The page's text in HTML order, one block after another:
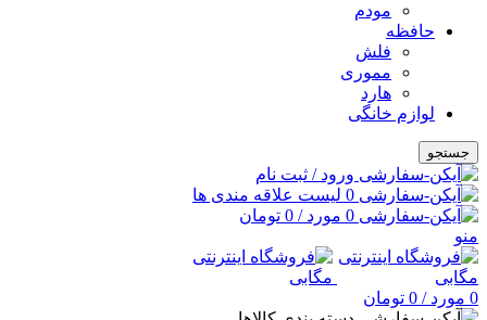
مودم
حافظه
فلش
مموری
هارد
لوازم خانگی
جستجو
ورود / ثبت نام
0 لیست علاقه مندی ها
0 مورد/
0 تومان
منو
0 مورد/
0 تومان